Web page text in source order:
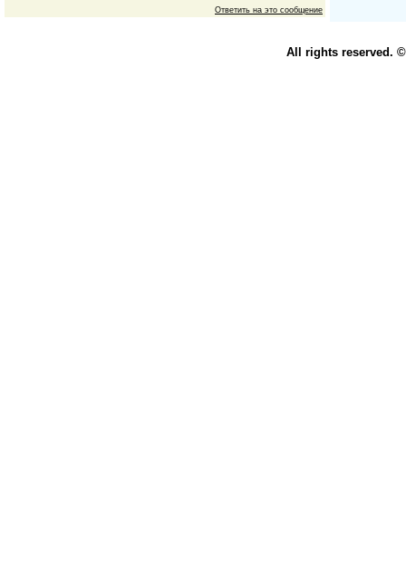
Ответить на это сообщение
All rights reserved. ©